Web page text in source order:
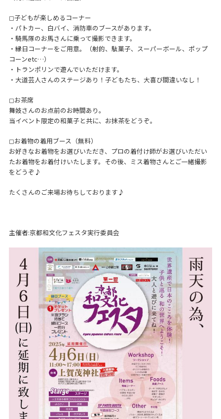
◻︎子どもが楽しめるコーナー
・パトカー、白バイ、消防車のブースがあります。
・騎馬隊のお馬さんに乗って撮影できます。
・縁日コーナーをご用意。（射的、駄菓子、スーパーボール、ポップ
コーンetc…）
・トランポリンで遊んでいただけます。
・大道芸人さんのステージあり！子どもたち、大喜び間違いなし！
◻︎お茶席
舞妓さんのお点前のお時間あり。
当イベント限定の和菓子と共に、お抹茶をどうぞ。
◻︎お着物の着用ブース（無料）
お好きなお着物をお選びいただき、プロの着付け師がお選びいただい
たお着物をお着付けいたします。その後、ミス着物さんとご一緒撮影
をどうぞ♪
たくさんのご来場お待ちしております♪
主催者:京都和文化フェスタ実行委員会